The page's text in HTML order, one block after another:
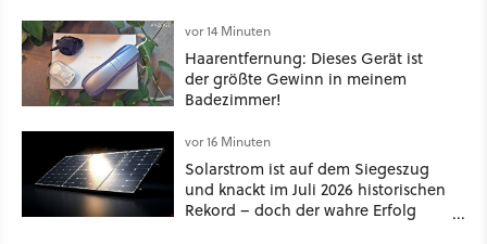
vor 14 Minuten
Haarentfernung: Dieses Gerät ist
der größte Gewinn in meinem
Badezimmer!
vor 16 Minuten
Solarstrom ist auf dem Siegeszug
und knackt im Juli 2026 historischen
Rekord – doch der wahre Erfolg